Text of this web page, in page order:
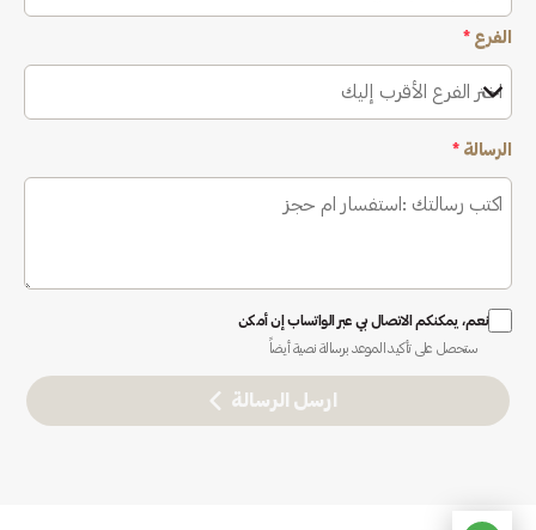
الفرع *
اختر الفرع الأقرب إليك
الرسالة *
نعم، يمكنكم الاتصال بي عبر الواتساب إن أمكن
ستحصل على تأكيد الموعد برسالة نصية أيضاً
ارسل الرسالة